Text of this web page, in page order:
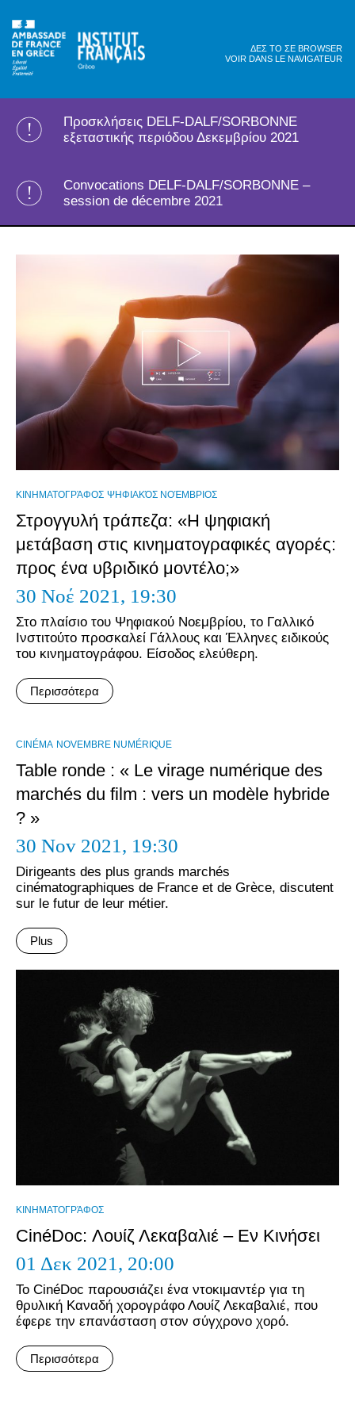
ΔΕΣ ΤΟ ΣΕ BROWSER
VOIR DANS LE NAVIGATEUR
Προσκλήσεις DELF-DALF/SORBONNE
εξεταστικής περιόδου Δεκεμβρίου 2021
Convocations DELF-DALF/SORBONNE –
session de décembre 2021
ΚΙΝΗΜΑΤΟΓΡΆΦΟΣ ΨΗΦΙΑΚΌΣ ΝΟΈΜΒΡΙΟΣ
Στρογγυλή τράπεζα: «Η ψηφιακή
μετάβαση στις κινηματογραφικές αγορές:
προς ένα υβριδικό μοντέλο;»
30 Νοέ 2021, 19:30
Στο πλαίσιο του Ψηφιακού Νοεμβρίου, το Γαλλικό
Ινστιτούτο προσκαλεί Γάλλους και Έλληνες ειδικούς
του κινηματογράφου. Είσοδος ελεύθερη.
Περισσότερα
CINÉMA NOVEMBRE NUMÉRIQUE
Table ronde : « Le virage numérique des
marchés du film : vers un modèle hybride
? »
30 Nov 2021, 19:30
Dirigeants des plus grands marchés
cinématographiques de France et de Grèce, discutent
sur le futur de leur métier.
Plus
ΚΙΝΗΜΑΤΟΓΡΆΦΟΣ
CinéDoc: Λουίζ Λεκαβαλιέ – Εν Κινήσει
01 Δεκ 2021, 20:00
To CinéDoc παρουσιάζει ένα ντοκιμαντέρ για τη
θρυλική Καναδή χορογράφο Λουίζ Λεκαβαλιέ, που
έφερε την επανάσταση στον σύγχρονο χορό.
Περισσότερα